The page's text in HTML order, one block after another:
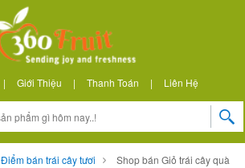
| Giới Thiệu | Thanh Toán | Liên Hệ
Điểm bán trái cây tươi
Shop bán Giỏ trái cây quà